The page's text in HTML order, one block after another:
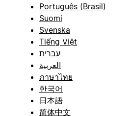
Português (Brasil)
Suomi
Svenska
Tiếng Việt
עברית
العربية
ภาษาไทย
한국어
日本語
简体中文